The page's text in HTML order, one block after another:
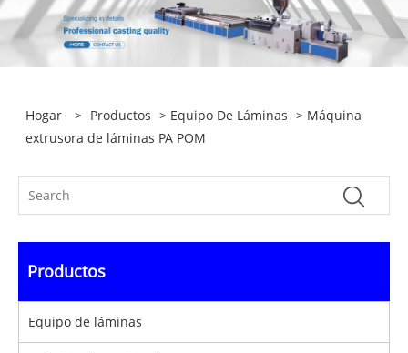
Hogar > Productos > Equipo De Láminas > Máquina
extrusora de láminas PA POM
Productos
Equipo de láminas